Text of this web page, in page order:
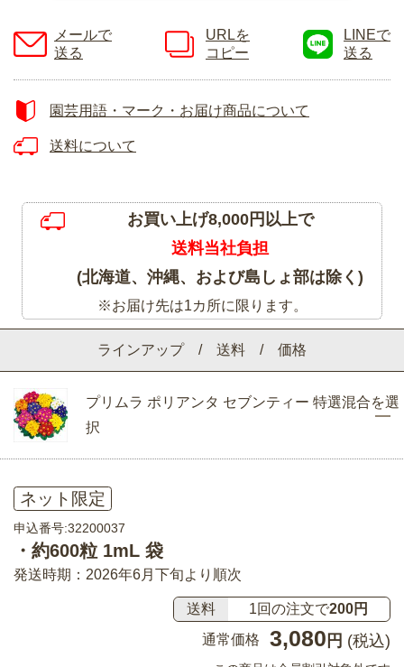
ラインアップ / 送料 / 価格
プリムラ ポリアンタ セブンティー 特選混合を選
択
ネット限定
申込番号:32200037
・約600粒 1mL 袋
発送時期：2026年6月下旬より順次
送料 1回の注文で200円
通常価格
3,080 円 (税込)
メールで
送る
URLを
コピー
LINEで
送る
園芸用語・マーク・お届け商品について
送料について
お買い上げ8,000円以上で
送料当社負担
(北海道、沖縄、および島しょ部は除く)
※お届け先は1カ所に限ります。